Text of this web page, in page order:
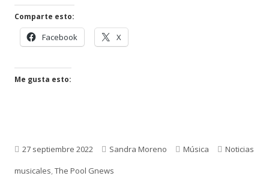
Comparte esto:
Facebook
en
X
en
Me gusta esto:
Publicado
el
27 septiembre 2022 Autor
Sandra Moreno Categorías
Música Etiquetas
Noticias
musicales,The Pool Gnews